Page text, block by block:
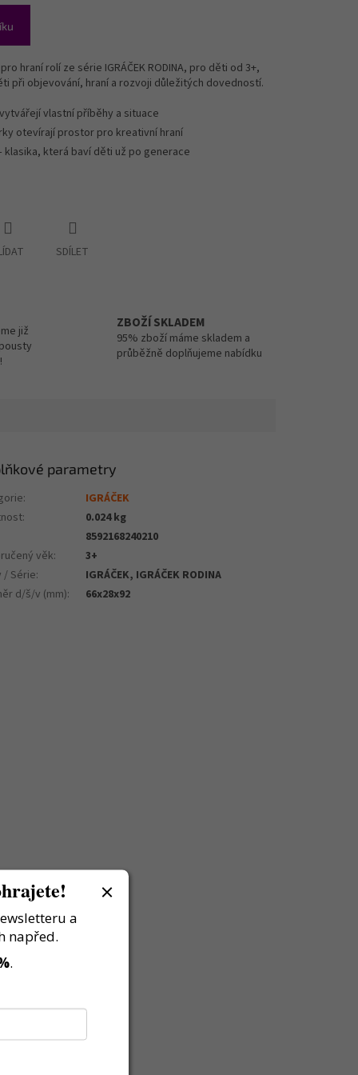
hraní rolí ze série IGRÁČEK RODINA, pro děti od 3+,
při objevování, hraní a rozvoji důležitých dovedností.
vlastní příběhy a situace
otevírají prostor pro kreativní hraní
klasika, která baví děti už po generace
SDÍLET
již
ZBOŽÍ SKLADEM
95% zboží máme skladem a
průběžně doplňujeme nabídku
parametry
:
IGRÁČEK
:
0.024 kg
8592168240210
věk:
3+
/ Série:
IGRÁČEK, IGRÁČEK RODINA
d/š/v (mm): 66x28x92
a
napřed.
.